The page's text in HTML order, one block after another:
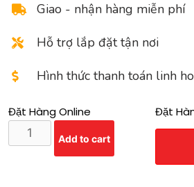
Giao - nhận hàng miễn phí
Hỗ trợ lắp đặt tận nơi
Hình thức thanh toán linh
Đặt Hàng Online Đặt
Add to cart